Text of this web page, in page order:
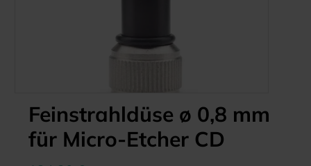
Feinstrahldüse ø 0,8 mm
für Micro-Etcher CD